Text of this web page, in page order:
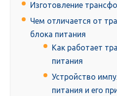
Изготовление
Чем отличается от
блока питания
Как работает
питания
Устройство
питания и его